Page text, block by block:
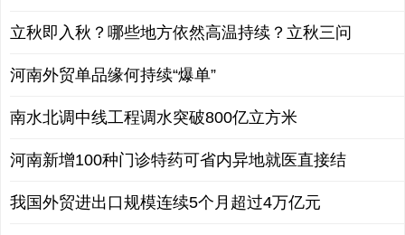
立秋即入秋？哪些地方依然高温持续？立秋三问
河南外贸单品缘何持续“爆单”
南水北调中线工程调水突破800亿立方米
河南新增100种门诊特药可省内异地就医直接结
我国外贸进出口规模连续5个月超过4万亿元